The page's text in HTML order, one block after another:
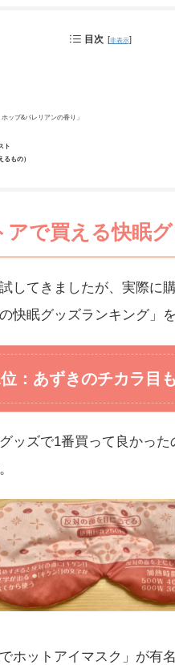
目次 [非表示]
ップ&バレリアンの香り」
ト
もの）
アで買える快眠
してきましたが、実際に
快眠グッズランキング」
：あずきのチカラ目
ッズで1番買って良かった
ホットアイマスク」が有